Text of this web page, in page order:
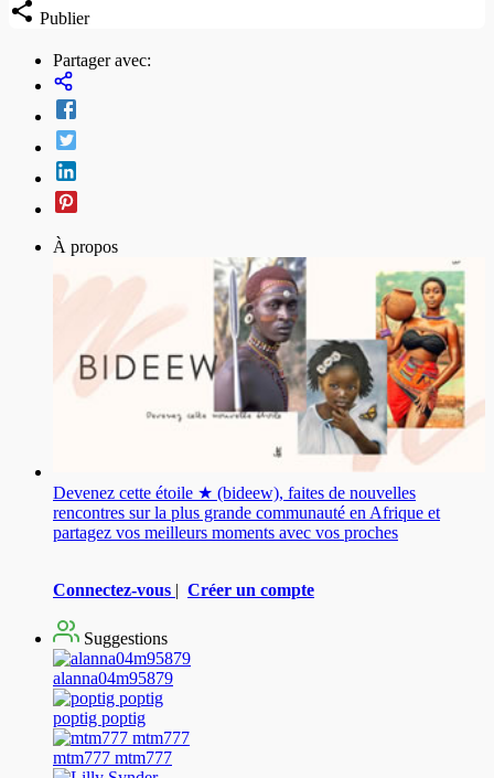
Publier
Partager avec:
À propos
Devenez cette étoile ★ (bideew), faites de nouvelles
rencontres sur la plus grande communauté en Afrique et
partagez vos meilleurs moments avec vos proches
Connectez-vous | Créer un compte
Suggestions
alanna04m95879
poptig poptig
mtm777 mtm777